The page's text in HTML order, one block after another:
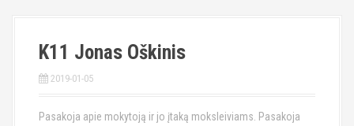
K11 Jonas Oškinis
2019-01-05
Pasakoja apie mokytoją ir jo įtaką moksleiviams. Pasakoja